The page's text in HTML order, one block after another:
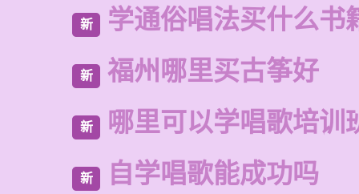
新 学通俗唱法买什么书
新 福州哪里买古筝好
新 哪里可以学唱歌培训
新 自学唱歌能成功吗